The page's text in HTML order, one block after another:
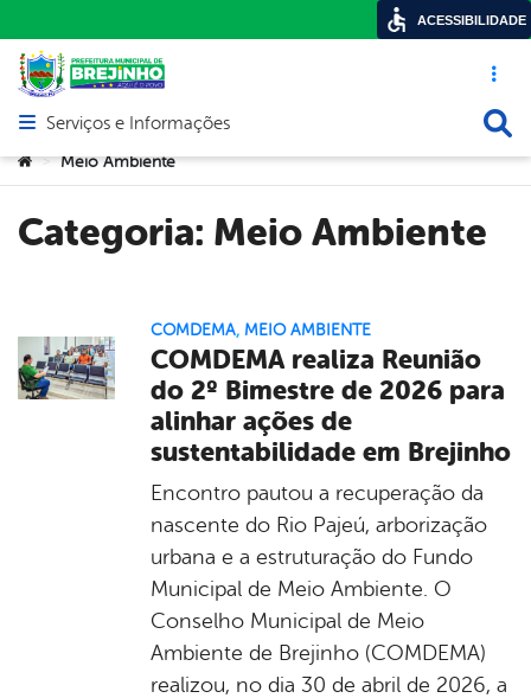
Acesso
Abrir menu principal de navegação
Serviços e Informações
Você está aqui:
> Meio Ambiente
Categoria: Meio Ambiente
COMDEMA, MEIO AMBIENTE
COMDEMA realiza Reunião
do 2º Bimestre de 2026 para
alinhar ações de
sustentabilidade em Brejinho
Encontro pautou a recuperação da
nascente do Rio Pajeú, arborização
urbana e a estruturação do Fundo
Municipal de Meio Ambiente. O
Conselho Municipal de Meio
Ambiente de Brejinho (COMDEMA)
realizou, no dia 30 de abril de 2026, a
ACESSIBILIDADE